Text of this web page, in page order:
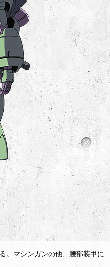
。マシンガンの他、腰部装甲に